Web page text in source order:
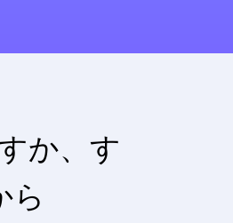
か、す
ら